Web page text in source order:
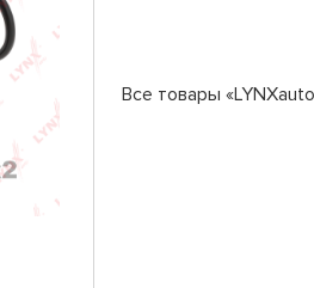
Все товары